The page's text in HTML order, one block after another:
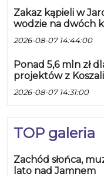
Zakaz kąpieli w
wodzie na dwóch
2026-08-07 14:44:00
Ponad 5,6 mln zł
projektów z
2026-08-07 14:31:00
TOP galeria
Zachód słońca,
lato nad Jamnem